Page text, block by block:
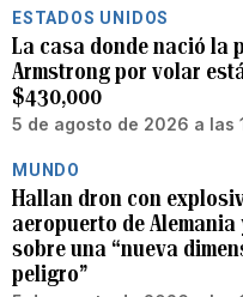
ESTADOS UNIDOS
La casa donde nació la
Armstrong por volar
$430,000
5 de agosto de 2026 a las
MUNDO
Hallan dron con
aeropuerto de
sobre una “nueva
peligro”